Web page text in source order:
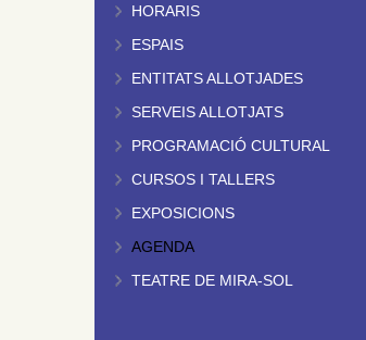
HORARIS
ESPAIS
ENTITATS ALLOTJADES
SERVEIS ALLOTJATS
PROGRAMACIÓ CULTURAL
CURSOS I TALLERS
EXPOSICIONS
AGENDA
TEATRE DE MIRA-SOL